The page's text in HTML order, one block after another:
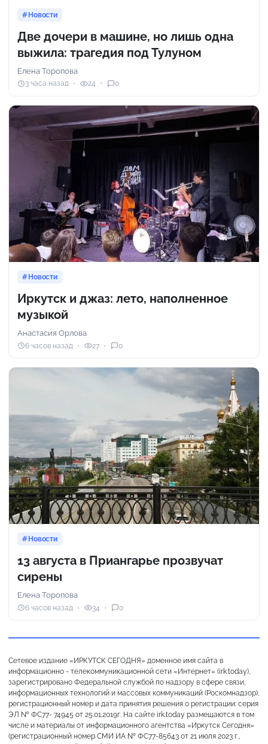
Новости
Две дочери в машине, но лишь одна
выжила: трагедия под Тулуном
Елена Торопова
3 часа назад 24 0
Новости
Иркутск и джаз: лето, наполненное
музыкой
Анастасия Орлова
6 часов назад 27 0
Новости
13 августа в Приангарье прозвучат
сирены
Елена Торопова
6 часов назад 34 0
Сетевое издание «ИРКУТСК СЕГОДНЯ» доменное имя сайта в
информационно - телекоммуникационной сети «Интернет» (irk.today),
зарегистрировано Федеральной службой по надзору в сфере связи,
информационных технологий и массовых коммуникаций (Роскомнадзор),
регистрационный номер и дата принятия решения о регистрации: серия
ЭЛ № ФС77- 74945 от 25.01.2019г. На сайте irk.today размещаются в том
числе и материалы от информационного агентства «Иркутск Сегодня»
(регистрационный номер СМИ ИА № ФС77-85643 от 21 июля 2023 г.,